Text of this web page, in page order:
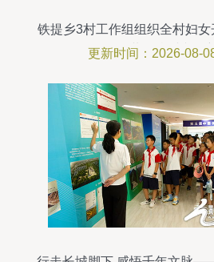
铁提乡3村工作组组织全村妇女
动 共绘乡村文化
更新时间：2026-08-